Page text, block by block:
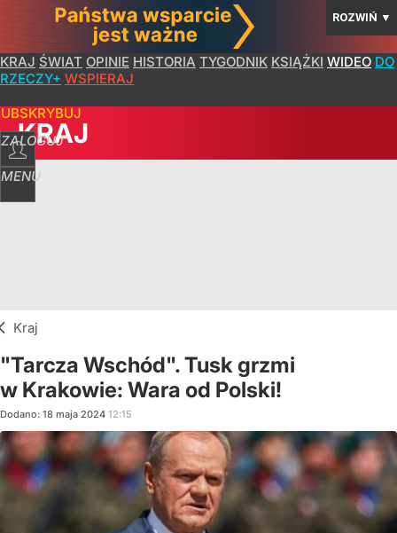
ROZWIŃ ▼
KRAJ ŚWIAT OPINIE HISTORIA TYGODNIK KSIĄŻKI WIDEO DO
RZECZY+ WSPIERAJ
ZALOGUJ
MENU
KRAJ
Kraj
"Tarcza Wschód". Tusk grzmi
w Krakowie: Wara od Polski!
Dodano: 18 maja 2024 12:15